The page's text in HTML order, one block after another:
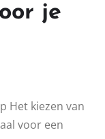
je
Het kiezen van
voor een